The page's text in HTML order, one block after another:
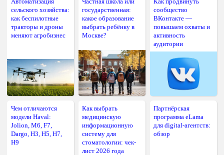
сельского хозяйства:
как беспилотные
тракторы и дроны
меняют агробизнес
государственная:
какое образование
выбрать ребёнку в
Москве?
сообщество
ВКонтакте —
повышаем охваты и
активность
аудитории
Чем отличаются
модели Haval:
Jolion, M6, F7,
Dargo, H3, H5, H7,
H9
Как выбрать
медицинскую
информационную
систему для
стоматологии: чек-
лист 2026 года
Партнёрская
программа eLama
для digital-агентств:
обзор